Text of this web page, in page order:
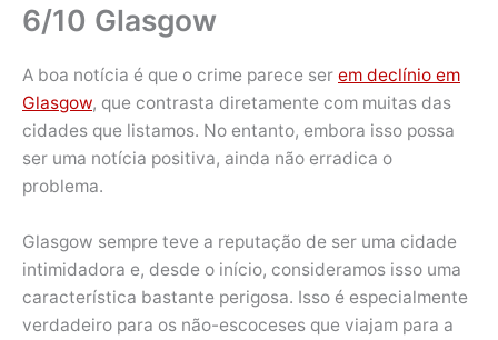
6/10 Glasgow
A boa notícia é que o crime parece ser em declínio em
Glasgow, que contrasta diretamente com muitas das
cidades que listamos. No entanto, embora isso possa
ser uma notícia positiva, ainda não erradica o
problema.
Glasgow sempre teve a reputação de ser uma cidade
intimidadora e, desde o início, consideramos isso uma
característica bastante perigosa. Isso é especialmente
verdadeiro para os não-escoceses que viajam para a